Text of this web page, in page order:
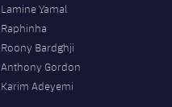
Lamine Yamal
Raphinha
Roony Bardghji
Anthony Gordon
Karim Adeyemi